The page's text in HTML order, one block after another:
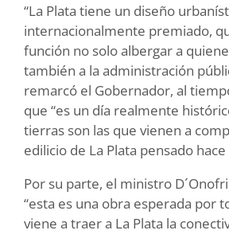
“La Plata tiene un diseño
internacionalmente premiado,
función no solo albergar a
también a la administración
remarcó el Gobernador, al
que “es un día realmente
tierras son las que vienen a
edilicio de La Plata pensado hace
Por su parte, el ministro
“esta es una obra esperada por
viene a traer a La Plata la